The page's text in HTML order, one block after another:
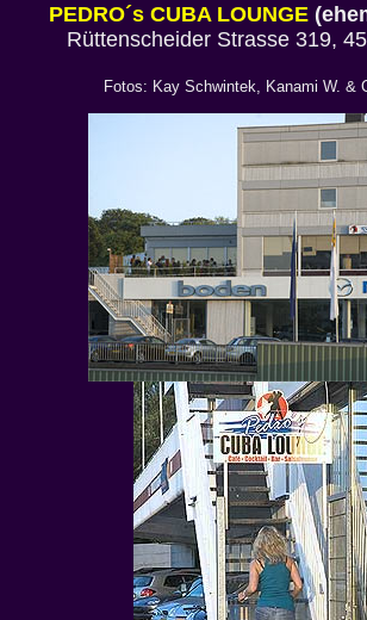
PEDRO´s CUBA LOUNGE
Rüttenscheider Strasse 319,
Fotos: Kay Schwintek, Kanami W. &